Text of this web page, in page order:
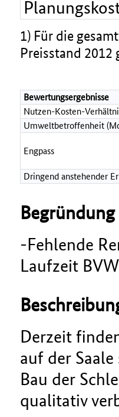
1) Für die
Preisstand 2012
Bewertungsergebnisse
Nutzen-Kosten-
Umweltbetroffenheit
Engpass
Dringend anstehender
-Fehlende
Laufzeit
Derzeit
auf der
Bau der
qualitativ